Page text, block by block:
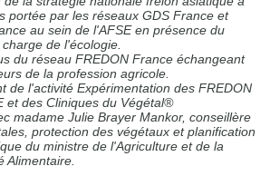
portée par les réseaux GDS France et
au sein de l'AFSE en présence du
de l'écologie.
du réseau FREDON France échangeant
de la profession agricole.
de l'activité Expérimentation des FREDON
et des Cliniques du Végétal®
madame Julie Brayer Mankor, conseillère
protection des végétaux et planification
du ministre de l'Agriculture et de la
Alimentaire.